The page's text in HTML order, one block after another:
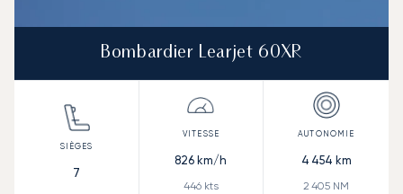
Bombardier Learjet 60XR
7
826 km/h
446kts
4 454 km
2 405 NM